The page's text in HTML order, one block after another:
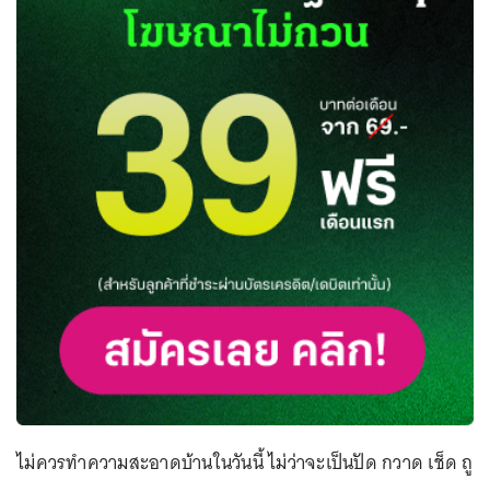
ไม่ควรทำความสะอาดบ้านในวันนี้ ไม่ว่าจะเป็นปัด กวาด เช็ด ถู